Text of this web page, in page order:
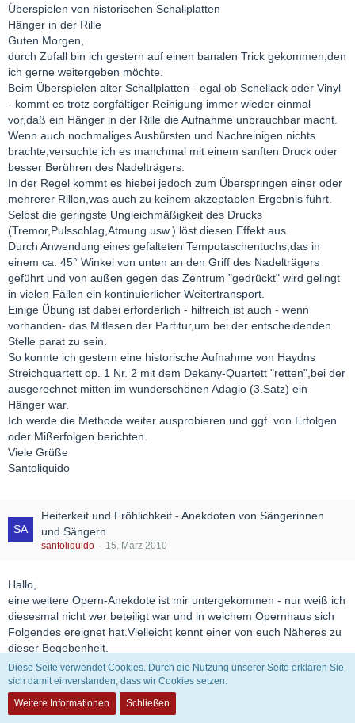
Überspielen von historischen Schallplatten
Hänger in der Rille
Guten Morgen,
durch Zufall bin ich gestern auf einen banalen Trick gekommen,den
ich gerne weitergeben möchte.
Beim Überspielen alter Schallplatten - egal ob Schellack oder Vinyl
- kommt es trotz sorgfältiger Reinigung immer wieder einmal
vor,daß ein Hänger in der Rille die Aufnahme unbrauchbar macht.
Wenn auch nochmaliges Ausbürsten und Nachreinigen nichts
brachte,versuchte ich es manchmal mit einem sanften Druck oder
besser Berühren des Nadelträgers.
In der Regel kommt es hiebei jedoch zum Überspringen einer oder
mehrerer Rillen,was auch zu keinem akzeptablen Ergebnis führt.
Selbst die geringste Ungleichmäßigkeit des Drucks
(Tremor,Pulsschlag,Atmung usw.) löst diesen Effekt aus.
Durch Anwendung eines gefalteten Tempotaschentuchs,das in
einem ca. 45° Winkel von unten an den Griff des Nadelträgers
geführt und von außen gegen das Zentrum "gedrückt" wird gelingt
in vielen Fällen ein kontinuierlicher Weitertransport.
Einige Übung ist dabei erforderlich - hilfreich ist auch - wenn
vorhanden- das Mitlesen der Partitur,um bei der entscheidenden
Stelle parat zu sein.
So konnte ich gestern eine historische Aufnahme von Haydns
Streichquartett op. 1 Nr. 2 mit dem Dekany-Quartett "retten",bei der
ausgerechnet mitten im wunderschönen Adagio (3.Satz) ein
Hänger war.
Ich werde die Methode weiter ausprobieren und ggf. von Erfolgen
oder Mißerfolgen berichten.
Viele Grüße
Santoliquido
Heiterkeit und Fröhlichkeit - Anekdoten von Sängerinnen
und Sängern
santoliquido 15. März 2010
Hallo,
eine weitere Opern-Anekdote ist mir untergekommen - nur weiß ich
diesesmal nicht wer beteiligt war und in welchem Opernhaus sich
Folgendes ereignet hat.Vielleicht kennt einer von euch Näheres zu
dieser Begebenheit.
Im Operhaus XY wird "Tosca" aufgeführt.
Bekanntlich stürzt sich Tosca zum Schluß der Oper in ihrer
Verzweiflung von der Engelsburg,indem sie über die Brüstung
springt.
Diese Seite verwendet Cookies. Durch die Nutzung unserer Seite erklären Sie
sich damit einverstanden, dass wir Cookies setzen.
Weitere Informationen
Schließen